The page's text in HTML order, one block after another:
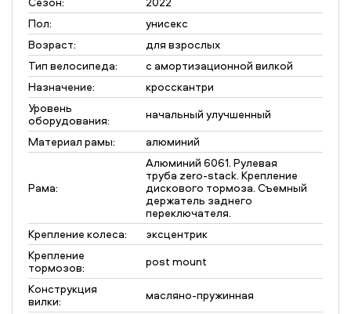
Пол:
унисекс
Возраст:
для взрослых
Тип велосипеда:
с амортизационной вилкой
Назначение:
кросскантри
Уровень
оборудования:
начальный улучшенный
Материал рамы:
алюминий
Рама:
Алюминий 6061. Рулевая
труба zero-stack. Крепление
дискового тормоза. Съемный
держатель заднего
переключателя.
Крепление колеса:
эксцентрик
Крепление
тормозов:
post mount
Конструкция
вилки:
масляно-пружинная